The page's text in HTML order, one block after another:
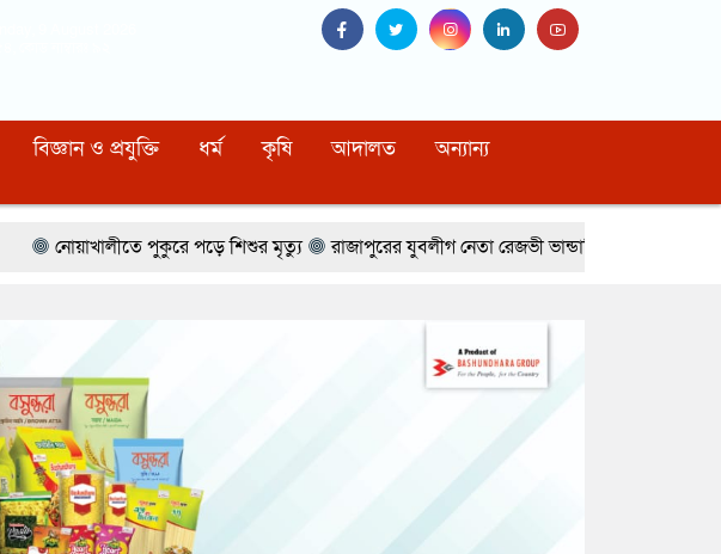
বিজ্ঞান ও প্রযুক্তি ধর্ম কৃষি আদালত অন্যান্য
পুকুরে পড়ে শিশুর মৃত্যু রাজাপুরের যুবলীগ নেতা রেজভী ভান্ডারিয়ায় গ্রেপ্তার নারায়ণগঞ্জের জন্য